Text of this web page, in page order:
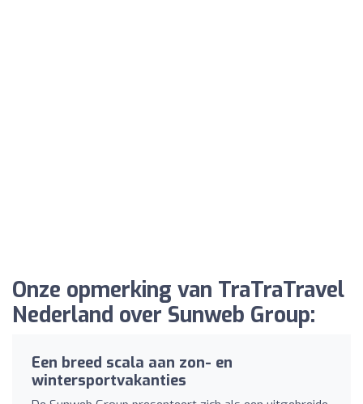
Onze opmerking van TraTraTravel
Nederland over Sunweb Group:
Een breed scala aan zon- en
wintersportvakanties